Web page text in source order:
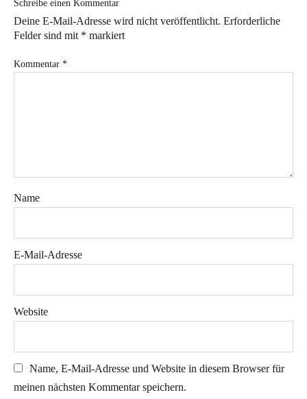
Kontakt
Schreibe einen Kommentar
Deine E-Mail-Adresse wird nicht veröffentlicht. Erforderliche
Felder sind mit * markiert
Kommentar *
Name
E-Mail-Adresse
Website
Name, E-Mail-Adresse und Website in diesem Browser für
meinen nächsten Kommentar speichern.